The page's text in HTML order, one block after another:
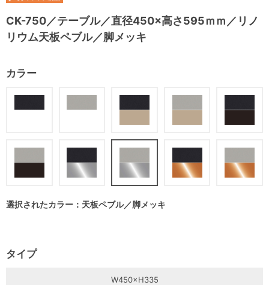
CK-750／テーブル／直径450×高さ595ｍｍ／リノ
リウム天板ペブル／脚メッキ
カラー
選択されたカラー：天板ペブル／脚メッキ
タイプ
W450×H335